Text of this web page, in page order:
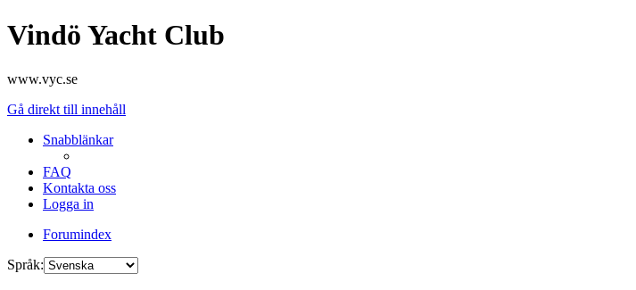
Vindö Yacht Club
www.vyc.se
Gå direkt till innehåll
Snabblänkar
FAQ
Kontakta oss
Logga in
Forumindex
Språk: